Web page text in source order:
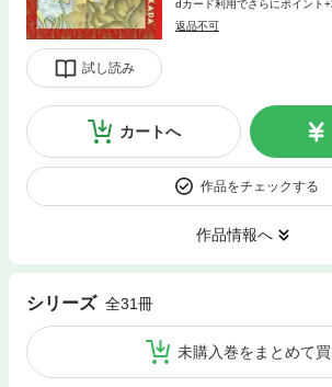
試し読み
dカード利用でさらにポイント
返品不可
カートへ
作品をチェックする
作品情報へ
シリーズ 全31冊
未購入巻をまとめて買